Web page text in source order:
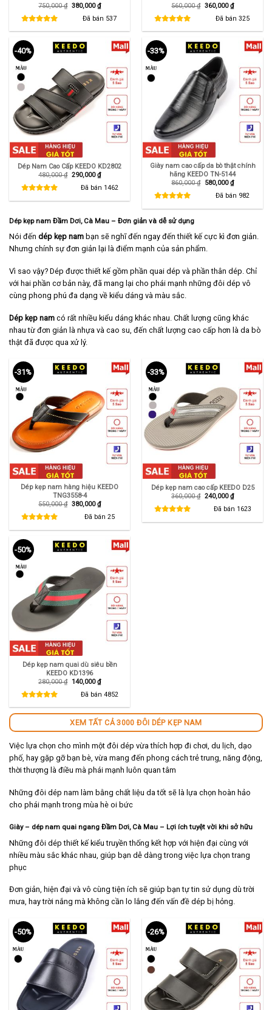
750,000₫ Giá
750,000 ₫.
380,000₫Giá
hiện
tại
là:
380,000 ₫.
Đã bán 537
560,000₫ Giá
560,000 ₫.
360,000₫Giá
hiện
tại
là:
360,000 ₫.
Đã bán 325
-40%
Dép Nam Cao Cấp KEEDO KD2802
480,000₫ Giá
290,000₫Giá
hiện
tại
Đã bán 1462
-33%
Giày nam cao cấp da bò thật chính
hãng KEEDO TN-5144
860,000₫ Giá
580,000₫Giá
hiện
tại
Đã bán 982
Dép kẹp nam Đầm Dơi, Cà Mau – Đơn giản và dễ sử dụng
Nói đến dép kẹp nam bạn sẽ nghĩ đến ngay đến thiết kế cực kì đơn giản.
Nhưng chính sự đơn giản lại là điểm mạnh của sản phẩm.
Vì sao vậy? Dép được thiết kế gồm phần quai dép và phần thân dép. Chỉ
với hai phần cơ bản này, đã mang lại cho phái mạnh những đôi dép vô
cùng phong phú đa dạng về kiểu dáng và màu sắc.
Dép kẹp nam có rất nhiều kiểu dáng khác nhau. Chất lượng cũng khác
nhau từ đơn giản là nhựa và cao su, đến chất lượng cao cấp hơn là da bò
thật đã được qua xử lý.
-31%
Dép kẹp nam hàng hiệu KEEDO
TNG3558-4
550,000₫ Giá
380,000₫Giá
hiện
tại
Đã bán 25
-33%
Dép kẹp nam cao cấp KEEDO D25
360,000₫ Giá
240,000₫Giá
hiện
tại
Đã bán 1623
-50%
Dép kẹp nam quai dù siêu bền
KEEDO KD1396
280,000₫ Giá
280,000 ₫.
140,000₫Giá
hiện
tại
là:
140,000 ₫.
Đã bán 4852
XEM TẤT CẢ 3000 ĐÔI DÉP KẸP NAM
Việc lựa chọn cho mình một đôi dép vừa thích hợp đi chơi, du lịch, dạo
phố, hay gặp gỡ bạn bè, vừa mang đến phong cách trẻ trung, năng động,
thời thượng là điều mà phái mạnh luôn quan tâm
Những đôi dép nam làm bằng chất liệu da tốt sẽ là lựa chọn hoàn hảo
cho phái mạnh trong mùa hè oi bức
Giày – dép nam quai ngang Đầm Dơi, Cà Mau – Lợi ích tuyệt vời khi sở hữu
Những đôi dép thiết kế kiểu truyền thống kết hợp với hiện đại cùng với
nhiều màu sắc khác nhau, giúp bạn dễ dàng trong việc lựa chọn trang
phục
Đơn giản, hiện đại và vô cùng tiện ích sẽ giúp bạn tự tin sử dụng dù trời
mưa, hay trời nắng mà không cần lo lắng đến vấn đề dép bị hỏng.
-50% -26%